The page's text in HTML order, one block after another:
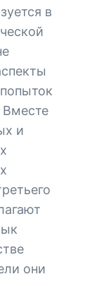
в
Вместе
и
они